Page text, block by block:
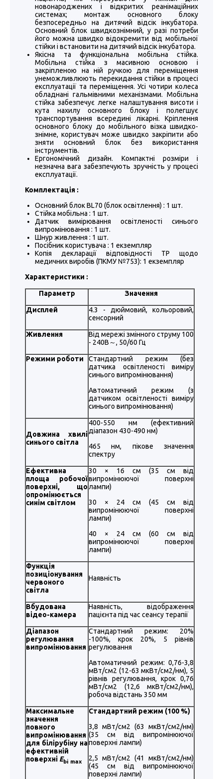
новонароджених і відкритих реанімаційних
системах; монтаж основного блоку
безпосередньо на дитячий відсік інкубатора.
Основний блок швидкознімний, у разі потреби
його можна швидко відокремити від мобільної
стійки і встановити на дитячий відсік інкубатора.
Якісна та функціональна мобільна стійка.
Мобільна стійка з масивною основою і
закріпленою на ній ручкою для переміщення
унеможливлюють перекидання стійки в процесі
експлуатації та переміщення. Усі чотири колеса
обладнані гальмівними механізмами. Мобільна
стійка забезпечує легке налаштування висоти і
кута нахилу основного блоку і полегшує
транспортування всередині лікарні. Кріплення
основного блоку до мобільного візка швидко-
знімне, користувач може швидко закріпити або
зняти основний блок без використання
інструментів.
Ергономічний дизайн. Компактні розміри і
незначна вага забезпечують зручність у процесі
експлуатації.
Комплектація :
Основний блок BL70 (блок освітлення) : 1 шт.
Стійка мобільна : 1 шт.
Датчик вимірювання освітленості синього
випромінювання : 1 шт.
Шнур живлення : 1 шт.
Посібник користувача : 1 екземпляр
Копія декларації відповідності ТР щодо
медичних виробів (ПКМУ №753): 1 екземпляр
Характеристики :
Параметр Значення
Дисплей
4.3 - дюймовий, кольоровий,
сенсорний
Живлення
Від мережі змінного струму 100
- 240В～, 50/60 Гц
Режими роботи
Стандартний режим (без
датчика освітленості виміру
синього випромінювання)
Автоматичний режим (з
датчиком освітленості виміру
синього випромінювання)
Довжина хвилі
синього світла
400-550 нм (ефективний
діапазон 430-490 нм)
465 нм, пікове значення
спектру
Ефективна
площа робочої
поверхні, що
опромінюється
синім світлом
30 × 16 см (35 см від
випромінюючої поверхні
лампи)
30 × 24 см (45 см від
випромінюючої поверхні
лампи)
40 × 24 см (60 см від
випромінюючої поверхні
лампи)
Функція
позиціонування
червоного
світла
Наявність
Вбудована
відео-камера
Наявність, відображення
пацієнта під час сеансу терапії
Діапазон
регулювання
випромінювання
Стандартний режим: 20%
-100%, крок 20%, 5 рівнів
регулювання
Автоматичний режим: 0,76-3,8
мВт/см2 (12-63 мкВт/см2/нм), 5
рівнів регулювання, крок 0,76
мВт/см2 (12,6 мкВт/см2/нм),
робоча відстань 350 мм
Максимальне
значення
повного
випромінювання
для білірубіну на
ефективній
поверхні Ebi max
Стандартний режим (100 %)
3,8 мВт/см2 (63 мкВт/см2/нм)
(35 см від випромінюючої
поверхні лампи)
2,5 мВт/см2 (41 мкВт/см2/нм)
(45 см від випромінюючої
поверхні лампи)